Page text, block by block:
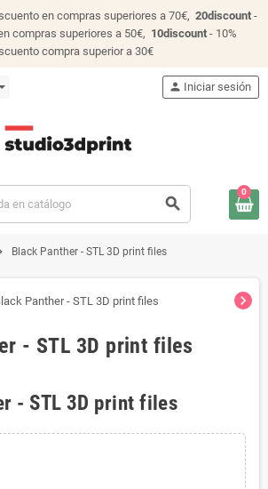
en compras superiores a 70€, 20discount-
compras superiores a 50€, 10discount- 10%
compra superior a 30€
search
person Iniciar sesión
0
Black Panther - STL 3D print files
chevron_right
- STL 3D print files
- STL 3D print files